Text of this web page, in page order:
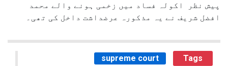
پیش نظر اکولہ فساد میں زخمی ہونے والے محمد
افضل شریف نے یہ مذکورہ عرضداشت داخل کی تھی۔
supreme court Tags